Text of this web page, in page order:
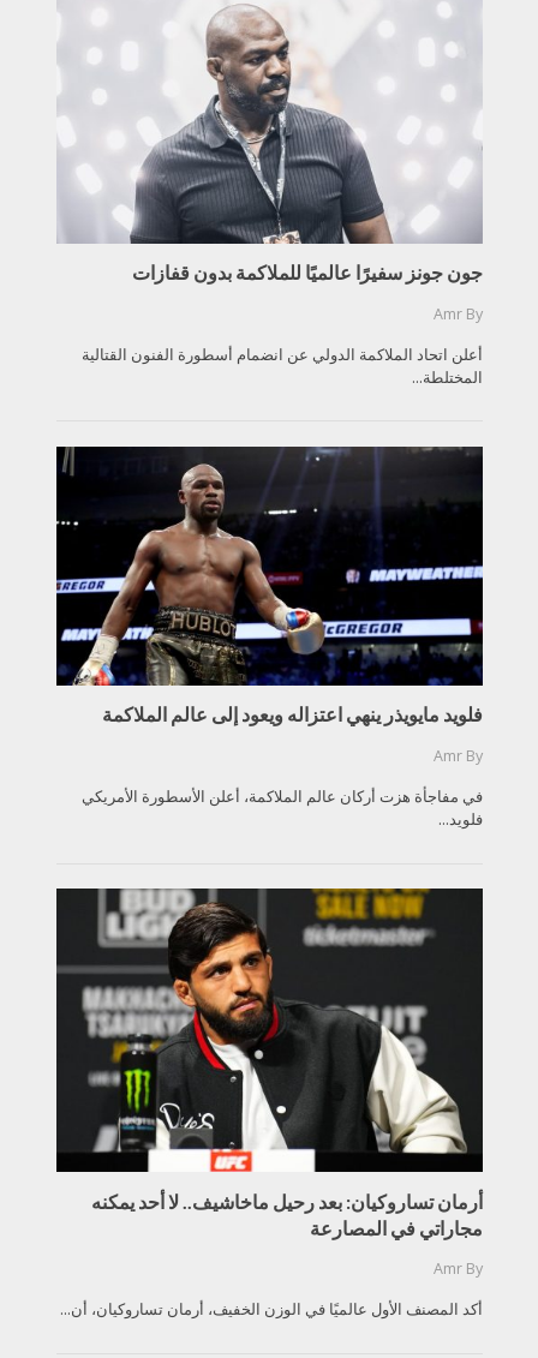
جون جونز سفيرًا عالميًا للملاكمة بدون قفازات
By
Amr
أعلن اتحاد الملاكمة الدولي عن انضمام أسطورة الفنون القتالية
المختلطة...
فلويد مايويذر ينهي اعتزاله ويعود إلى عالم الملاكمة
By
Amr
في مفاجأة هزت أركان عالم الملاكمة، أعلن الأسطورة الأمريكي
فلويد...
أرمان تساروكيان: بعد رحيل ماخاشيف.. لا أحد يمكنه
مجاراتي في المصارعة
By
Amr
أكد المصنف الأول عالميًا في الوزن الخفيف، أرمان تساروكيان، أن...